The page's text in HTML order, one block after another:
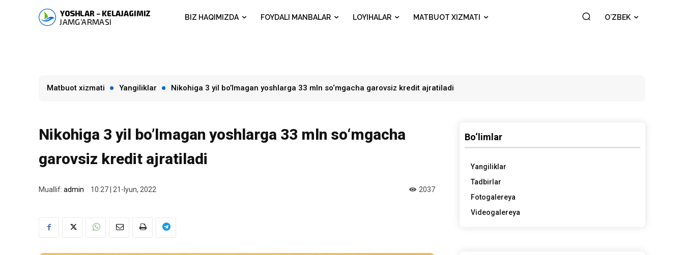
BIZ HAQIMIZDA FOYDALI MANBALAR LOYIHALAR MATBUOT XIZMATI OʻZBEK
Matbuot xizmati Yangiliklar Nikohiga 3 yil boʼlmagan yoshlarga 33 mln so‘mgacha garovsiz kredit ajratiladi
Nikohiga 3 yil boʼlmagan yoshlarga 33 mln so‘mgacha
garovsiz kredit ajratiladi
Muallif: admin 10:27 | 21-Iyun, 2022 2037
Bo‘limlar
Yangiliklar
Tadbirlar
Fotogalereya
Videogalereya